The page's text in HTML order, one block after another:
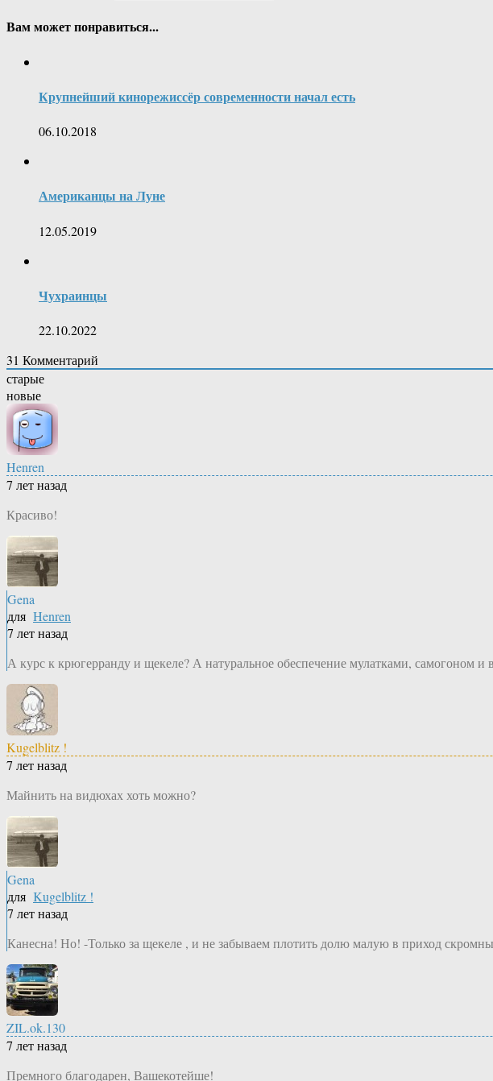
Вам может понравиться...
Крупнейший кинорежиссёр современности начал есть
06.10.2018
Американцы на Луне
12.05.2019
Чухраинцы
22.10.2022
31 Комментарий
старые
новые
Henren
7 лет назад
Красиво!
Gena
для Henren
7 лет назад
А курс к крюгерранду и щекеле? А натуральное обеспечение мулатками, самогоном и
Kugelblitz !
7 лет назад
Майнить на видюхах хоть можно?
Gena
для Kugelblitz !
7 лет назад
Канесна! Но! -Только за щекеле , и не забываем плотить долю малую в приход
ZIL.ok.130
7 лет назад
Премного благодарен, Вашекотейше!